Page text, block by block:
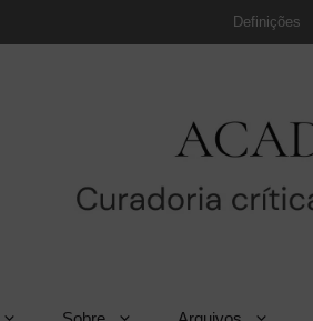
Definições